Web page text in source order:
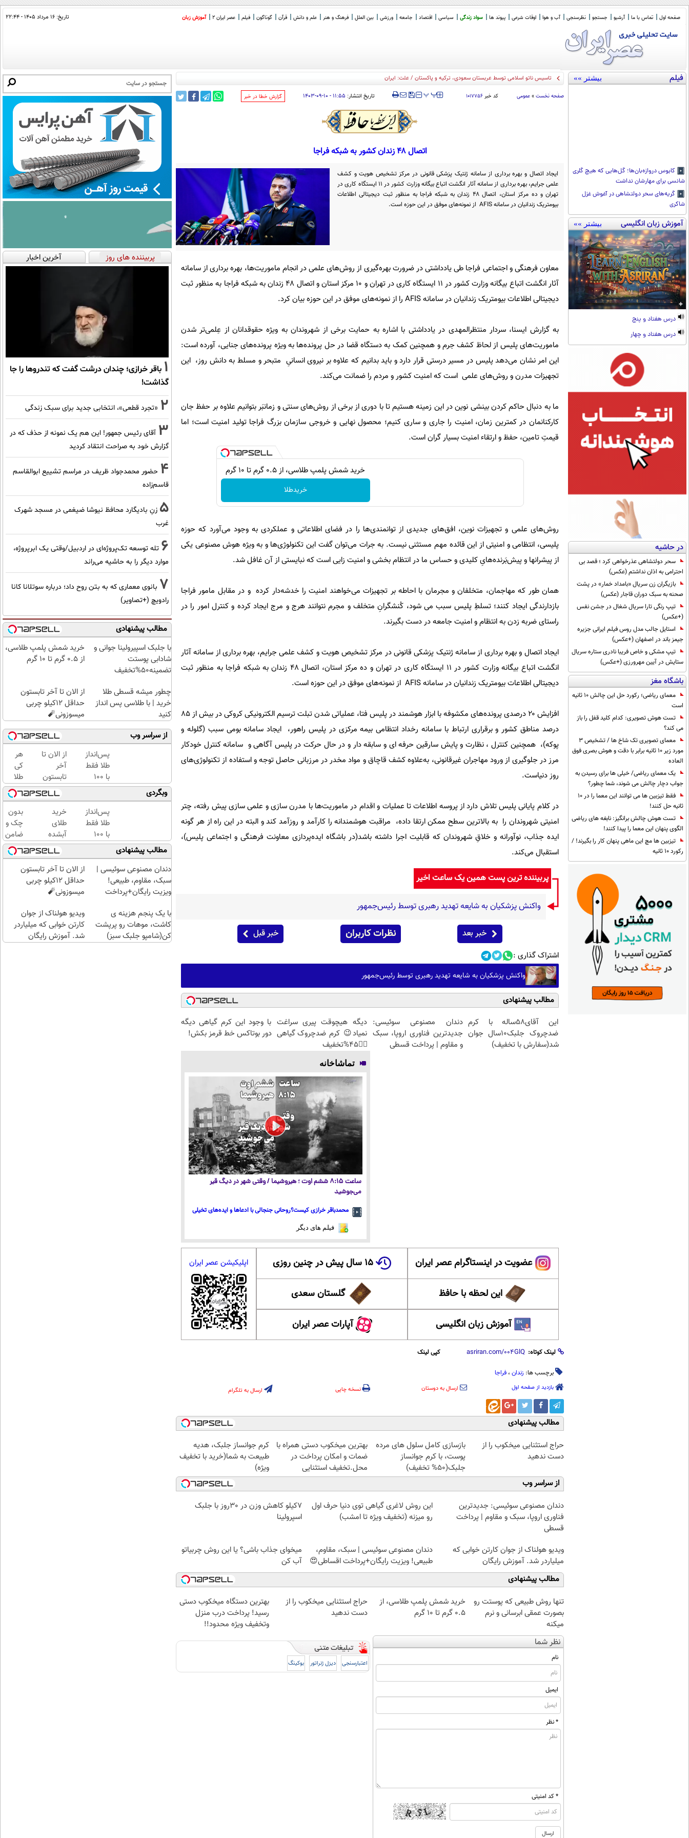
صفحه اول تماس با ما آرشیو جستجو نظرسنجی آب و هوا اوقات شرعی پیوند ها سواد زندگی سیاسی اقتصاد جامعه ورزشی بین الملل فرهنگ و هنر علم و دانش قرآن گوناگون فیلم عصر ایران 2 آموزش زبان تاریخ: ۱۶ مرداد ۱۴۰۵ - ۲۲:۴۴
فیلم بیشتر »»
کابوس دروازه‌بان‌ها؛ گل‌هایی که هیچ گلری
شانسی برای مهارشان نداشت
گریه‌های سحر دولتشاهی در آغوش غزل
شاکری
آموزش زبان انگلیسی بیشتر »»
درس هفتاد و پنج
درس هفتاد و چهار
در حاشیه
سحر دولتشاهی عذرخواهی کرد ؛ قصد بی
احترامی به اذان نداشتم (عکس)
بازیگران زن سریال «بامداد خمار» در پشت
صحنه به سبک دوران قاجار (عکس)
تیپ رنگی تارا سریال شغال در جشن نفس
(+عکس)
استایل جالب مدل روس فیلم ایرانی جزیره
جیمز باند در اصفهان (+عکس)
تیپ مشکی و خاص فریبا نادری ستاره سریال
ستایش در آیین مهرورزی (+عکس)
باشگاه مغز
معمای ریاضی؛ رکورد حل این چالش 10 ثانیه
است
تست هوش تصویری: کدام کلید قفل را باز
می کند؟
معمای تصویری تک شاخ ها / تشخیص 3
مورد زیر 10 ثانیه برابر با دقت و هوش بصری فوق
العاده
یک معمای ریاضی/ خیلی ها برای رسیدن به
جواب دچار چالش می شوند، شما چطور؟
فقط تیزبین ها می توانند این معما را در 10
ثانیه حل کنند!
تست هوش چالش برانگیز: نابغه های ریاضی
الگوی پنهان این معما را پیدا کنند!
تیزبین ها مچ این ماهی پنهان کار را بگیرند! /
رکورد 10 ثانیه
تاسیس ناتو اسلامی توسط عربستان سعودی، ترکیه و پاکستان / علت: ایران
صفحه نخست » عمومی کد خبر ۱۰۱۷۷۵۶ ‍‍‍ پ پ تاریخ انتشار: ۱۱:۵۵ - ۱۰-۰۹-۱۴۰۳ ‌گزارش خطا در خبر
اتصال ۴۸ زندان کشور به شبکه فراجا
ایجاد اتصال و بهره برداری از سامانه ژنتیک پزشکی قانونی در مرکز تشخیص هویت و کشف
علمی جرایم، بهره برداری از سامانه آثار انگشت اتباع بیگانه وزارت کشور در ۱۱ ایستگاه کاری در
تهران و ده مرکز استان، اتصال ۴۸ زندان به شبکه فراجا به منظور ثبت دیجیتالی اطلاعات
بیومتریک زندانیان در سامانه AFIS از نمونه‌های موفق در این حوزه است.
معاون فرهنگی و اجتماعی فراجا طی یادداشتی در ضرورت بهره‌گیری از روش‌های علمی در انجام ماموریت‌ها، بهره برداری از سامانه
آثار انگشت اتباع بیگانه وزارت کشور در ۱۱ ایستگاه کاری در تهران و ۱۰ مرکز استان و اتصال ۴۸ زندان به شبکه فراجا به منظور ثبت
دیجیتالی اطلاعات بیومتریک زندانیان در سامانه AFIS را از نمونه‌های موفق در این حوزه بیان کرد.
به گزارش ایسنا، سردار منتظرالمهدی در یادداشتی با اشاره به حمایت برخی از شهروندان به ویژه حقوقدانان از عِلمی‌تر شدن
ماموریت‌های پلیس از لحاظ کشف جرم و همچنین کمک به دستگاه قضا در حل پرونده‌ها به ویژه پرونده‌های جنایی، آورده است:
این امر نشان می‌دهد پلیس در مسیر درستی قرار دارد و باید بدانیم که علاوه بر نیروی انسانیِ متبحر و مسلط به دانش روز، این
تجهیزات مدرن و روش‌های علمی است که امنیت کشور و مردم را ضمانت می‌کند.
ما به دنبال حاکم کردن بینشی نوین در این زمینه هستیم تا با دوری از برخی از روش‌های سنتی و زمانبَر بتوانیم علاوه بر حفظ جان
کارکنانمان در کمترین زمان، امنیت را جاری و ساری کنیم؛ محصول نهایی و خروجی سازمان بزرگ فراجا تولید امنیت است؛ اما
قیمتِ تامین، حفظ و ارتقاء امنیت بسیار گران است.
خرید شمش پلمپ طلاسی، از ۰.۵ گرم تا ۱۰ گرم
خریدطلا
روش‌های علمی و تجهیزات نوین، افق‌های جدیدی از توانمندی‌ها را در فضای اطلاعاتی و عملکردی به وجود می‌آورد که حوزه
پلیسی، انتظامی و امنیتی از این قائده مهم مستثنی نیست. به جرات می‌توان گفت این تکنولوژی‌ها و به ویژه هوش مصنوعی یکی
از پیشرانها و پیش‌بَرنده‌هایِ کلیدی و حساس ما در انتظام بخشی و امنیت زایی است که نبایستی از آن غافل شد.
همان طور که مهاجمان، متخلفان و مجرمان با احاطه بر تجهیزات می‌خواهند امنیت را خدشه‌دار کرده و در مقابل مامور فراجا
بازدارندگی ایجاد کنند؛ تسلطِ پلیس سبب می شود، کُنشگرانِ متخلف و مجرم نتوانند هرج و مرج ایجاد کرده و کنترل امور را در
راستای ضربه زدن به انتظام و امنیت جامعه در دست بگیرند.
ایجاد اتصال و بهره برداری از سامانه ژنتیک پزشکی قانونی در مرکز تشخیص هویت و کشف علمی جرایم، بهره برداری از سامانه آثار
انگشت اتباع بیگانه وزارت کشور در ۱۱ ایستگاه کاری در تهران و ده مرکز استان، اتصال ۴۸ زندان به شبکه فراجا به منظور ثبت
دیجیتالی اطلاعات بیومتریک زندانیان در سامانه AFIS از نمونه‌های موفق در این حوزه است.
افزایش ۲۰ درصدی پرونده‌های مکشوفه با ابزار هوشمند در پلیس فتا، عملیاتی شدن تبلت ترسیم الکترونیکی کروکی در بیش از ۸۵
درصد مناطق کشور و برقراری ارتباط با سامانه رخداد انتظامی بیمه مرکزی در پلیس راهور، ایجاد سامانه بومی سبب (گلوله و
پوکه)، همچنین کنترل ، نظارت و پایش سارقین حرفه ای و سابقه دار و در حال حرکت در پلیس آگاهی و سامانه کنترل خودکار
مرز در جلوگیری از ورود مهاجران غیرقانونی، به‌علاوه کشف قاچاق و مواد مخدر در مرزبانی حاصل توجه و استفاده از تکنولوژی‌های
روز دنیاست.
در کلام پایانی پلیس تلاش دارد از پروسه اطلاعات تا عملیات و اقدام در ماموریت‌ها با مدرن سازی و علمی سازی پیش رفته، چتر
امنیتی شهروندان را به بالاترین سطح ممکن ارتقا داده، مراقبت هوشمندانه را کارآمد و روزآمد کند و البته در این راه از هر گونه
ایده‌ جذاب، نوآورانه و خلاقِ شهروندان که قابلیت اجرا داشته باشد(در باشگاه ایده‌پردازی معاونت فرهنگی و اجتماعی پلیس)،
استقبال می‌کند.
پربیننده ترین پست همین یک ساعت اخیر
واکنش پزشکیان به شایعه تهدید رهبری توسط رئیس‌جمهور
خبر بعد نظرات کاربران خبر قبل
اشتراک گذاری :
واکنش پزشکیان به شایعه تهدید رهبری توسط رئیس‌جمهور
مطالب پیشنهادی
این آقای58ساله با کرم
ضدچروک جلبک10سال جوان
شد(سفارش با تخفیف)
دندان مصنوعی سوئیسی:
جدیدترین فناوری اروپا، سبک
و مقاوم | پرداخت قسطی
دیگه هیچوقت پیری سراغت
نمیاد😉 کرم ضدچروک گیاهی
👈🏻45%تخفیف
با وجود این کرم گیاهی دیگه
دور بوتاکس خط قرمز بکش!
تماشاخانه
ساعت ۸:۱۵ ششم اوت ؛ هیروشیما / وقتی شهر در دیگ قیر
می‌جوشید
محمدباقر خرازی کیست؟روحانی جنجالی با ادعاها و ایده‌های تخیلی
فیلم های دیگر
عضویت در اینستاگرام عصر ایران ۱۵ سال پیش در چنین روزی
این لحظه با حافظ گلستان سعدی
آموزش زبان انگلیسی آپارات عصر ایران
اپلیکیشن عصر ایران
لینک کوتاه: کپی لینک
برچسب ها: زندان ، فراجا
بازدید از صفحه اول ارسال به دوستان نسخه چاپی ارسال به تلگرام
مطالب پیشنهادی
حراج استثنایی میخکوب را از
دست ندهید
بازسازی کامل سلول های مرده
پوست، با کرم جوانساز
جلبک(50% تخفیف)
بهترین میخکوب دستی همراه با
ضمات و امکان پرداخت در
محل.تخفیف استثنایی
کرم جوانساز جلبک، هدیه
طبیعت به شما(خرید با تخفیف
ویژه)
از سراسر وب
دندان مصنوعی سوئیسی: جدیدترین
فناوری اروپا، سبک و مقاوم | پرداخت
قسطی
این روش لاغری گیاهی توی دنیا حرف اول
رو میزنه (تخفیف ویژه تا امشب)
7کیلو کاهش وزن در 30روز با جلبک
اسپرولینا
ویدیو هولناک از جوان کارتن خوابی که
میلیاردر شد. آموزش رایگان
دندان مصنوعی سوئیسی | سبک، مقاوم،
طبیعی! ویزیت رایگان+پرداخت اقساطی😍
میخوای جذاب باشی؟ یا این روش چربیاتو
آب کن
مطالب پیشنهادی
تنها روش طبیعی که پوستت رو
بصورت عمقی ابرسانی و نرم
میکنه
خرید شمش پلمپ طلاسی، از
۰.۵ گرم تا ۱۰ گرم
حراج استثنایی میخکوب را از
دست ندهید
بهترین دستگاه میخکوب دستی
رسید! پرداخت درب منزل
وتخفیف ویژه محدود!!
نظر شما
نام
ایمیل
* نظر
* کد امنیتی
اعتبارسنجی دیزل ژنراتور بوکینگ
پربیننده های روز آخرین اخبار
1 باقر خرازی؛ چندان درشت گفت که تندروها را جا
گذاشت!
2 «تجرد قطعی»، انتخابی جدید برای سبک زندگی
3 آقای رئیس جمهور! این هم یک نمونه از حذف که در
گزارش خود به صراحت انتقاد کردید
4 حضور محمدجواد ظریف در مراسم تشییع ابوالقاسم
قاسم‌زاده
5 زنِ بادیگارد محافظ نیوشا ضیغمی در مسجد شهرک
غرب
6 تله توسعه تک‌پروژه‌ای در اردبیل/وقتی یک ابرپروژه،
موارد دیگر را به حاشیه می‌راند
7 بانوی معماری که به بتن روح داد؛ درباره سوتلانا کانا
رادویچ (+تصاویر)
مطالب پیشنهادی
با جلبک اسپیرولینا جوانی و
شادابی پوستت
تضمینه50%تخفیف
خرید شمش پلمپ طلاسی،
از ۰.۵ گرم تا ۱۰ گرم
چطور میشه قسطی طلا
خرید | با طلاسی پس انداز
کنید
از الان تا آخر تابستون
حداقل 12کیلو چربی
میسوزونی🧨
از سراسر وب
پس‌انداز
طلا فقط
با ۱۰۰
هزارتومان
(امن و
راحت)
از الان تا
آخر
تابستون
حداقل
12کیلو
چربی
میسوزونی
🧨
هر
کی
طلا
داره،
غم
نداره!
😊💎
(خرید
طلا با
چند
کلیک)
وبگردی
پس‌انداز
طلا فقط
با ۱۰۰
هزارتومان
(امن و
راحت)
خرید
طلای
آبشده
حتی با
۱۰۰هزارتومان
بدون
چک و
ضامن
تا 100
میلیون
اعتبار
مطالب پیشنهادی
دندان مصنوعی سوئیسی |
سبک، مقاوم، طبیعی!
ویزیت رایگان+پرداخت
از الان تا آخر تابستون
حداقل 12کیلو چربی
میسوزونی🧨
با یک پنجم هزینه ی
کاشت، موهات رو پرپشت
کن(شامپو جلبک سبز)
ویدیو هولناک از جوان
کارتن خوابی که میلیاردر
شد. آموزش رایگان